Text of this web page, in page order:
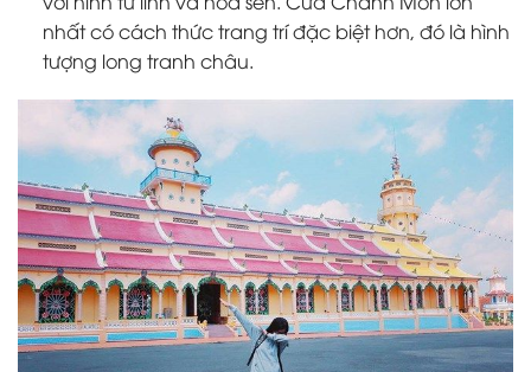
nhất có cách thức trang trí đặc biệt hơn, đó là hình
tượng long tranh châu.